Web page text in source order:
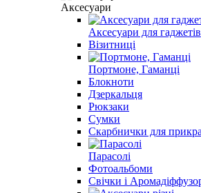
Аксесуари
Аксесуари для гаджетів
Візитниці
Портмоне, Гаманці
Блокноти
Дзеркальця
Рюкзаки
Сумки
Скарбнички для
Парасолі
Фотоальбоми
Свічки і